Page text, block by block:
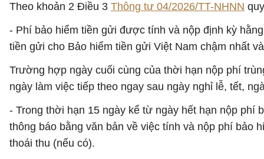
Theo khoản 2 Điều 3 Thông tư 04/2026/TT-NHNN
- Phí bảo hiểm tiền gửi được tính và nộp định kỳ
tiền gửi cho Bảo hiểm tiền gửi Việt Nam chậm nhất
Trường hợp ngày cuối cùng của thời hạn nộp phí
ngày làm việc tiếp theo ngay sau ngày nghỉ lễ, tết,
- Trong thời hạn 15 ngày kể từ ngày hết hạn nộp phí
thông báo bằng văn bản về việc tính và nộp phí bảo
thoái thu (nếu có).